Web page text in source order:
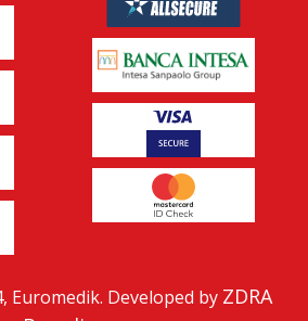
Euromedik. Developed by ZDRA